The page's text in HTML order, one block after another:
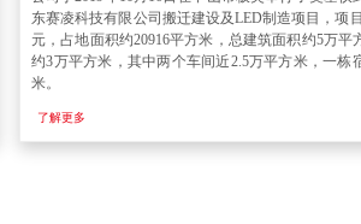
了解更多
东赛凌科技有限公司搬迁建设及LED制造项目，项
元，占地面积约20916平方米，总建筑面积约5万平
约3万平方米，其中两个车间近2.5万平方米，一栋
米。